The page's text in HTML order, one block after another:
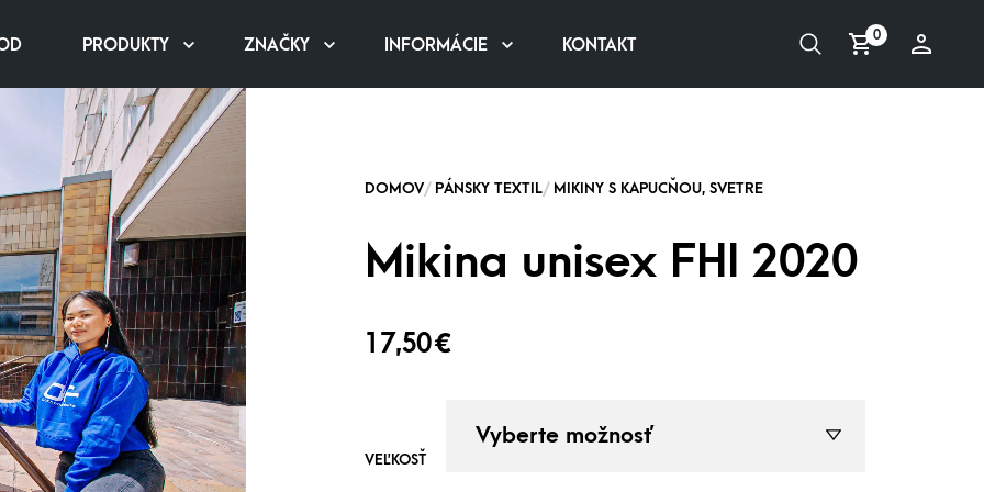
PRODUKTY ZNAČKY INFORMÁCIE KONTAKT 0
Mikina unisex FHI 2020
17,50€
VEĽKOSŤ